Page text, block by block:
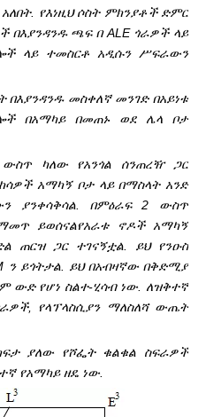
የእነዚህ ሶስት ምክንያቶች ድምር
በእያንዳንዱ ጫፍ በ ALE ጎራዎች ላይ
ላይ ተመስርቶ አዲሱን ሥፍራውን
መስቀለኛ መንገድ በአይነቱ
በአማካይ በመጠኑ ወደ ሌላ ቦታ
ካለው የአንጎል ሰንጠረዥ ጋር
አማካኝ ቦታ ላይ በማስላት አንድ
ያንቀሳቅሳል. በምዕራፍ 2 ውስጥ
ይወሰናልየአራቱ ኖዶች አማካኝ
ጠርዝ ጋር ተገናኝቷል. ይህ የንዑስ
ን ይጎትታል. ይህ በአብዛኛው በቅድሚያ
ውድ የሆነ ስልተ-ሂሳብ ነው. ለዝቅተኛ
የላፕላስሲያን ማለስለሻ ውጤት
ያለው የሾፌት ቁልቁል ስፍራዎች
የአማካይ ዘዴ ነው.